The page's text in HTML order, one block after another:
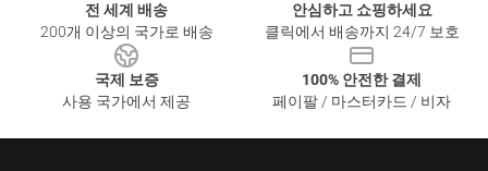
전 세계 배송
200개 이상의 국가로 배송
안심하고 쇼핑하세요
클릭에서 배송까지 24/7 보호
국제 보증
사용 국가에서 제공
100% 안전한 결제
페이팔 / 마스터카드 / 비자